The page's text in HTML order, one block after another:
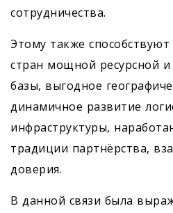
сотрудничества.
Этому также
стран мощной ресурсной
базы, выгодное
динамичное развитие
инфраструктуры,
традиции партнёрства,
доверия.
В данной связи была